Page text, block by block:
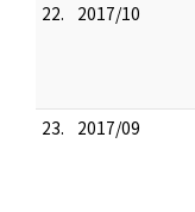
22.
2017/10
23.
2017/09